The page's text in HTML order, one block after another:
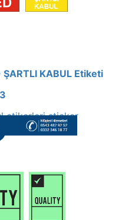
KABUL Etiketi
etikerleri sticker